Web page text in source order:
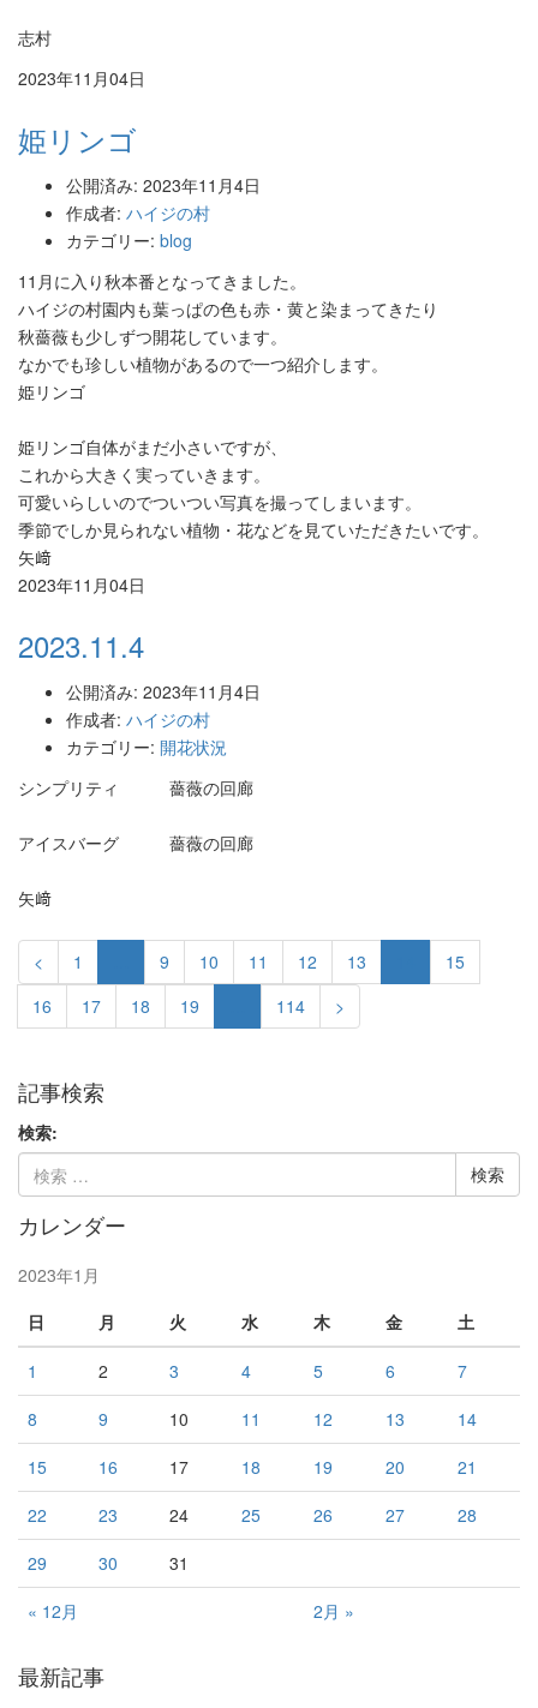
志村
2023年11月04日
姫リンゴ
公開済み: 2023年11月4日
作成者: ハイジの村
カテゴリー: blog
11月に入り秋本番となってきました。
ハイジの村園内も葉っぱの色も赤・黄と染まってきたり
秋薔薇も少しずつ開花しています。
なかでも珍しい植物があるので一つ紹介します。
姫リンゴ
姫リンゴ自体がまだ小さいですが、
これから大きく実っていきます。
可愛いらしいのでついつい写真を撮ってしまいます。
季節でしか見られない植物・花などを見ていただきたいです。
矢﨑
2023年11月04日
2023.11.4
公開済み: 2023年11月4日
作成者: ハイジの村
カテゴリー: 開花状況
シンプリティ 薔薇の回廊
アイスバーグ 薔薇の回廊
矢﨑
< 1 9 10 11 12 13
15
16
17 18 19 114 >
記事検索
検索:
カレンダー
2023年1月
日
月 火 水 木 金 土
« 12月 2月 »
1 2 3 4 5 6
7
8
9 10 11 12 13
14
15
16 17 18 19 20
21
22
23 24 25 26 27
28
29
30 31
最新記事